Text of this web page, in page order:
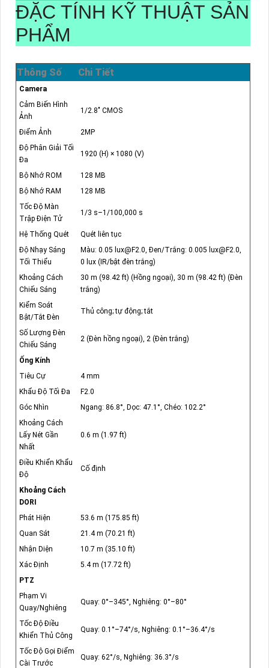
ĐẶC TÍNH KỸ THUẬT SẢN
PHẨM
Thông Số Chi Tiết
Camera
Cảm Biến Hình
Ảnh
1/2.8" CMOS
Điểm Ảnh
2MP
Độ Phân Giải Tối
Đa
1920 (H) × 1080 (V)
Bộ Nhớ ROM
128 MB
Bộ Nhớ RAM
128 MB
Tốc Độ Màn
Trập Điện Tử
1/3 s–1/100,000 s
Hệ Thống Quét
Quét liên tục
Độ Nhạy Sáng
Tối Thiểu
Màu: 0.05 lux@F2.0, Đen/Trắng: 0.005 lux@F2.0,
0 lux (IR/bật đèn trắng)
Khoảng Cách
Chiếu Sáng
30 m (98.42 ft) (Hồng ngoại), 30 m (98.42 ft) (Đèn
trắng)
Kiểm Soát
Bật/Tắt Đèn
Thủ công; tự động; tắt
Số Lượng Đèn
Chiếu Sáng
2 (Đèn hồng ngoại), 2 (Đèn trắng)
Ống Kính
Tiêu Cự
4 mm
Khẩu Độ Tối Đa
F2.0
Góc Nhìn
Ngang: 86.8°, Dọc: 47.1°, Chéo: 102.2°
Khoảng Cách
Lấy Nét Gần
Nhất
0.6 m (1.97 ft)
Điều Khiển Khẩu
Độ
Cố định
Khoảng Cách
DORI
Phát Hiện
53.6 m (175.85 ft)
Quan Sát
21.4 m (70.21 ft)
Nhận Diện
10.7 m (35.10 ft)
Xác Định
5.4 m (17.72 ft)
PTZ
Phạm Vi
Quay/Nghiêng
Quay: 0°–345°, Nghiêng: 0°–80°
Tốc Độ Điều
Khiển Thủ Công
Quay: 0.1°–74°/s, Nghiêng: 0.1°–36.4°/s
Tốc Độ Gọi Điểm
Cài Trước
Quay: 62°/s, Nghiêng: 36.3°/s